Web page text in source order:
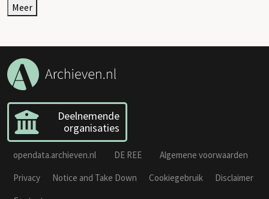
Meer
Deelnemende
organisaties
opendata.archieven.nl DE REE
Algemene voorwaarden
Privacy
Notice and Take Down Cookiegebruik
Disclaimer